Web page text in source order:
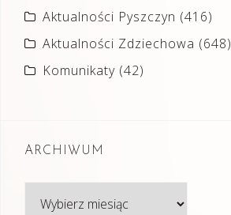
Aktualności Pyszczyn (416)
Aktualności Zdziechowa (648)
Komunikaty (42)
ARCHIWUM